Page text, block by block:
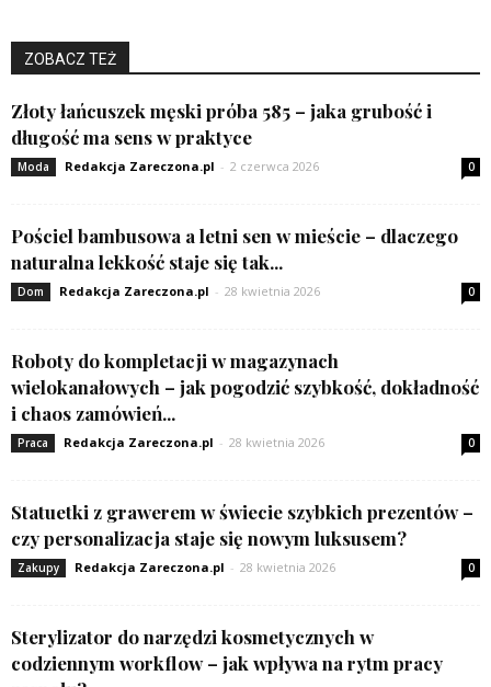
ZOBACZ TEŻ
Złoty łańcuszek męski próba 585 – jaka grubość i
długość ma sens w praktyce
Moda Redakcja Zareczona.pl - 2 czerwca 2026 0
Pościel bambusowa a letni sen w mieście – dlaczego
naturalna lekkość staje się tak...
Dom Redakcja Zareczona.pl - 28 kwietnia 2026 0
Roboty do kompletacji w magazynach
wielokanałowych – jak pogodzić szybkość, dokładność
i chaos zamówień...
Praca Redakcja Zareczona.pl - 28 kwietnia 2026 0
Statuetki z grawerem w świecie szybkich prezentów –
czy personalizacja staje się nowym luksusem?
Zakupy Redakcja Zareczona.pl - 28 kwietnia 2026 0
Sterylizator do narzędzi kosmetycznych w
codziennym workflow – jak wpływa na rytm pracy